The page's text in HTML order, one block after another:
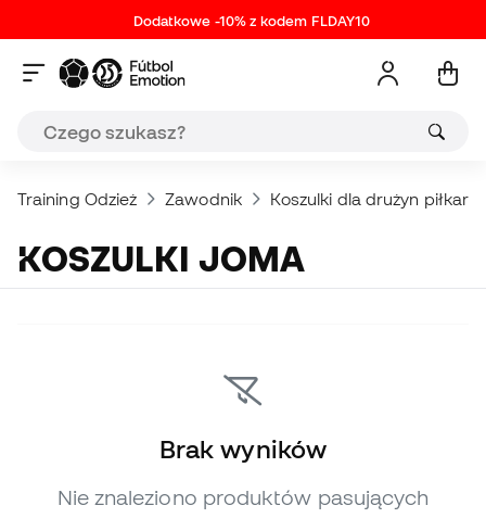
Dodatkowe -10% z kodem FLDAY10
Training Odzież Zawodnik Koszulki dla drużyn
KOSZULKI JOMA
Brak wyników
Nie znaleziono produktów pasujących